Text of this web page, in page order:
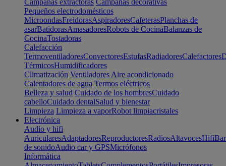
Campanas extractoras Campanas decorativas
Pequeños electrodomésticos
MicroondasFreidorasAspiradoresCafeterasPlanchas de
asarBatidorasAmasadoresRobots de CocinaBalanzas de
CocinaTostadoras
Calefacción
TermoventiladoresConvectoresEstufasRadiadoresCalefactores
TérmicosHumidificadores
Climatización Ventiladores Aire acondicionado
Calentadores de agua Termos eléctricos
Belleza y salud Cuidado de los hombresCuidado
cabelloCuidado dentalSalud y bienestar
Limpieza Limpieza a vaporRobot limpiacristales
Electrónica
Audio y hifi
AuricularesAdaptadoresReproductoresRadiosAltavocesHifi
de sonidoAudio car y GPSMicrófonos
Informática